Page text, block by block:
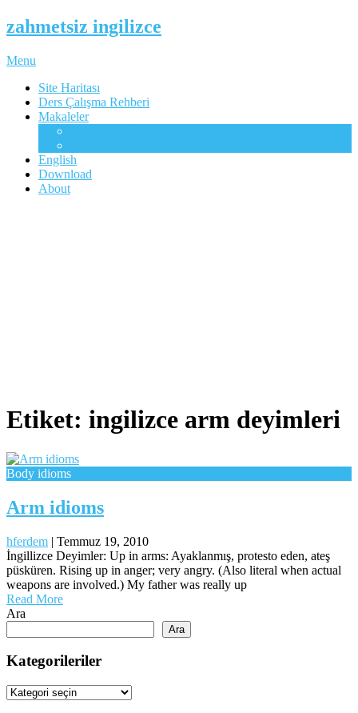
zahmetsiz ingilizce
Menu
Site Haritası
Ders Çalışma Rehberi
Makaleler
English
Download
About
Etiket: ingilizce arm deyimleri
Body idioms
Arm idioms
hferdem | Temmuz 19, 2010
İngillizce Deyimler: Up in arms: Ayaklanmış, protesto eden, ateş
püsküren. Rising up in anger; very angry. (Also literal when actual
weapons are involved.) My father was really up
Read More
Ara
Ara
Kategorileriler
Kategorileriler